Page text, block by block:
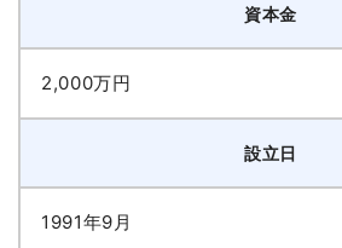
資本金
2,000万円
設立日
1991年9月